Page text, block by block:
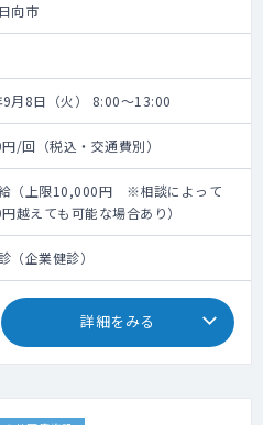
向市
月8日（火） 8:00～13:00
/回（税込・交通費別）
（上限10,000円 ※相談によって
越えても可能な場合あり）
（企業健診）
詳細をみる